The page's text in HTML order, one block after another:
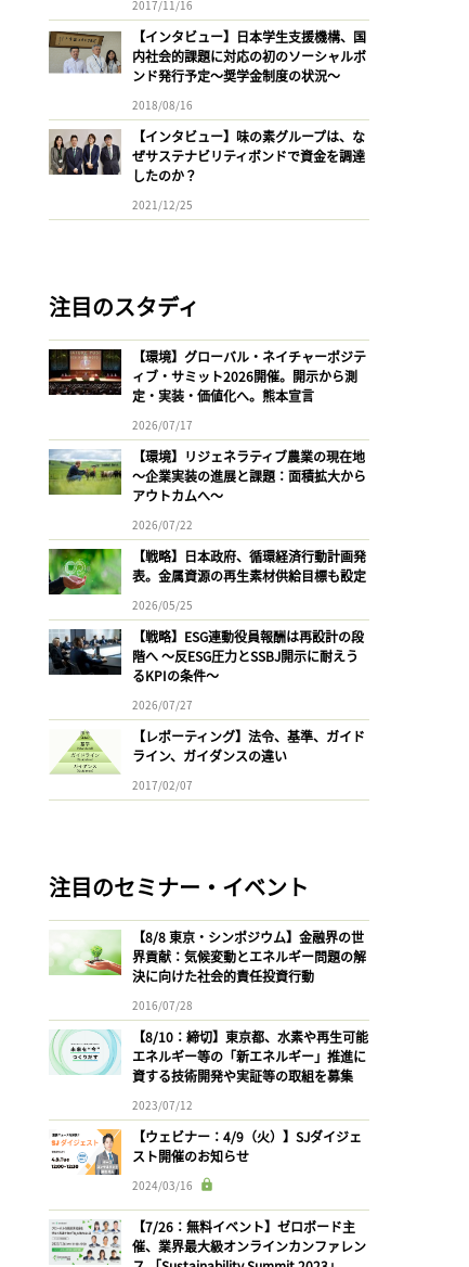
2017/11/16
【インタビュー】日本学生支援機構、国
内社会的課題に対応の初のソーシャルボ
ンド発行予定〜奨学金制度の状況〜
2018/08/16
【インタビュー】味の素グループは、な
ぜサステナビリティボンドで資金を調達
したのか？
2021/12/25
注目のスタディ
【環境】グローバル・ネイチャーポジテ
ィブ・サミット2026開催。開示から測
定・実装・価値化へ。熊本宣言
2026/07/17
【環境】リジェネラティブ農業の現在地
〜企業実装の進展と課題：面積拡大から
アウトカムへ〜
2026/07/22
【戦略】日本政府、循環経済行動計画発
表。金属資源の再生素材供給目標も設定
2026/05/25
【戦略】ESG連動役員報酬は再設計の段
階へ 〜反ESG圧力とSSBJ開示に耐えう
るKPIの条件〜
2026/07/27
【レポーティング】法令、基準、ガイド
ライン、ガイダンスの違い
2017/02/07
注目のセミナー・イベント
【8/8 東京・シンポジウム】金融界の世
界貢献：気候変動とエネルギー問題の解
決に向けた社会的責任投資行動
2016/07/28
【8/10：締切】東京都、水素や再生可能
エネルギー等の「新エネルギー」推進に
資する技術開発や実証等の取組を募集
2023/07/12
【ウェビナー：4/9（火）】SJダイジェ
スト開催のお知らせ
2024/03/16
【7/26：無料イベント】ゼロボード主
催、業界最大級オンラインカンファレン